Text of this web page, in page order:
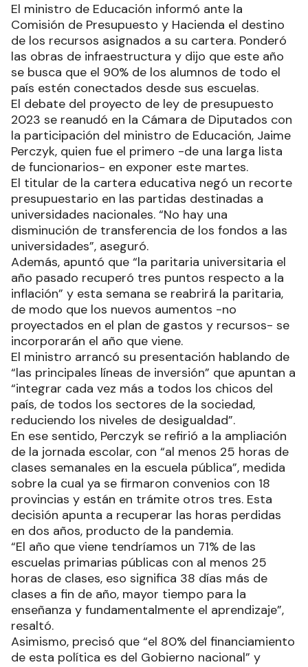
El ministro de Educación informó ante la
Comisión de Presupuesto y Hacienda el destino
de los recursos asignados a su cartera. Ponderó
las obras de infraestructura y dijo que este año
se busca que el 90% de los alumnos de todo el
país estén conectados desde sus escuelas.
El debate del proyecto de ley de presupuesto
2023 se reanudó en la Cámara de Diputados con
la participación del ministro de Educación, Jaime
Perczyk, quien fue el primero -de una larga lista
de funcionarios- en exponer este martes.
El titular de la cartera educativa negó un recorte
presupuestario en las partidas destinadas a
universidades nacionales. “No hay una
disminución de transferencia de los fondos a las
universidades”, aseguró.
Además, apuntó que “la paritaria universitaria el
año pasado recuperó tres puntos respecto a la
inflación” y esta semana se reabrirá la paritaria,
de modo que los nuevos aumentos -no
proyectados en el plan de gastos y recursos- se
incorporarán el año que viene.
El ministro arrancó su presentación hablando de
“las principales líneas de inversión” que apuntan a
“integrar cada vez más a todos los chicos del
país, de todos los sectores de la sociedad,
reduciendo los niveles de desigualdad”.
En ese sentido, Perczyk se refirió a la ampliación
de la jornada escolar, con “al menos 25 horas de
clases semanales en la escuela pública”, medida
sobre la cual ya se firmaron convenios con 18
provincias y están en trámite otros tres. Esta
decisión apunta a recuperar las horas perdidas
en dos años, producto de la pandemia.
“El año que viene tendríamos un 71% de las
escuelas primarias públicas con al menos 25
horas de clases, eso significa 38 días más de
clases a fin de año, mayor tiempo para la
enseñanza y fundamentalmente el aprendizaje”,
resaltó.
Asimismo, precisó que “el 80% del financiamiento
de esta política es del Gobierno nacional” y